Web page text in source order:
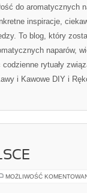
do aromatycznych
inspiracje,
To blog, który
naparów,
rytuały
i Kawowe DIY i
MOŻLIWOŚĆ